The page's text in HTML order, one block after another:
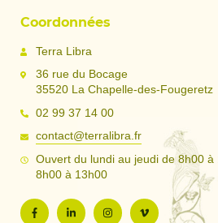
Coordonnées
Terra Libra
36 rue du Bocage
35520 La Chapelle-des-Fougeretz
02 99 37 14 00
contact@terralibra.fr
Ouvert du lundi au jeudi de 8h00
8h00 à 13h00